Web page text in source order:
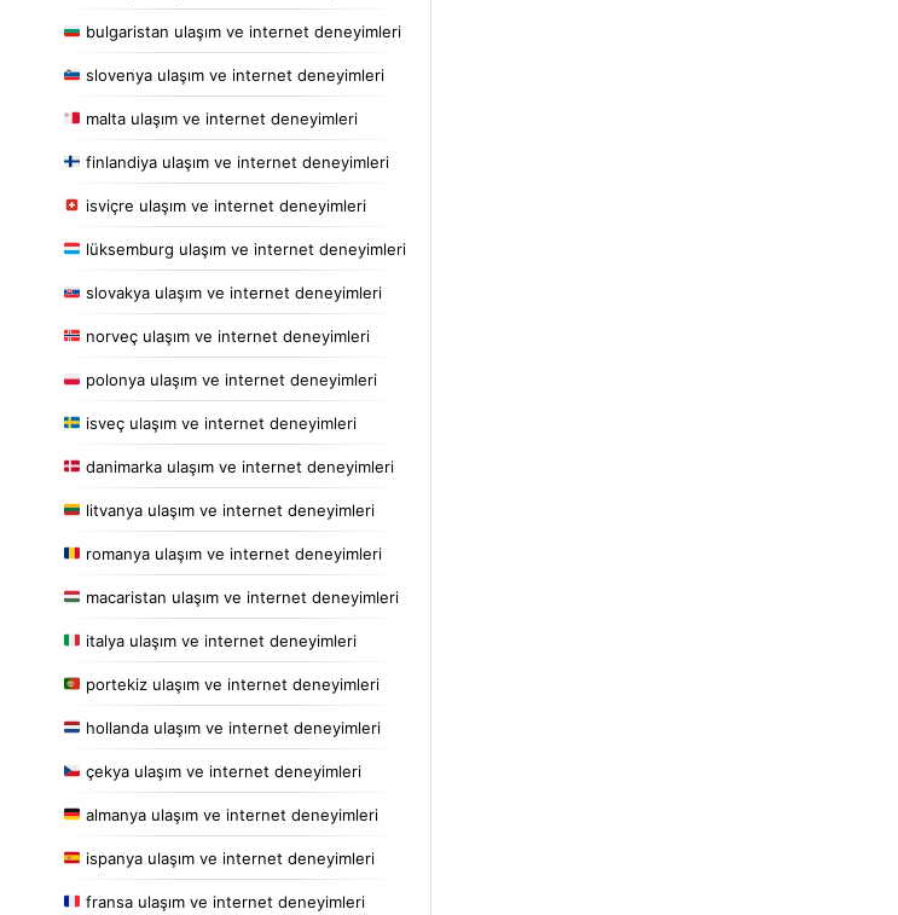
bulgaristan ulaşım ve internet deneyimleri
slovenya ulaşım ve internet deneyimleri
malta ulaşım ve internet deneyimleri
finlandiya ulaşım ve internet deneyimleri
isviçre ulaşım ve internet deneyimleri
lüksemburg ulaşım ve internet deneyimleri
slovakya ulaşım ve internet deneyimleri
norveç ulaşım ve internet deneyimleri
polonya ulaşım ve internet deneyimleri
isveç ulaşım ve internet deneyimleri
danimarka ulaşım ve internet deneyimleri
litvanya ulaşım ve internet deneyimleri
romanya ulaşım ve internet deneyimleri
macaristan ulaşım ve internet deneyimleri
italya ulaşım ve internet deneyimleri
portekiz ulaşım ve internet deneyimleri
hollanda ulaşım ve internet deneyimleri
çekya ulaşım ve internet deneyimleri
almanya ulaşım ve internet deneyimleri
ispanya ulaşım ve internet deneyimleri
fransa ulaşım ve internet deneyimleri